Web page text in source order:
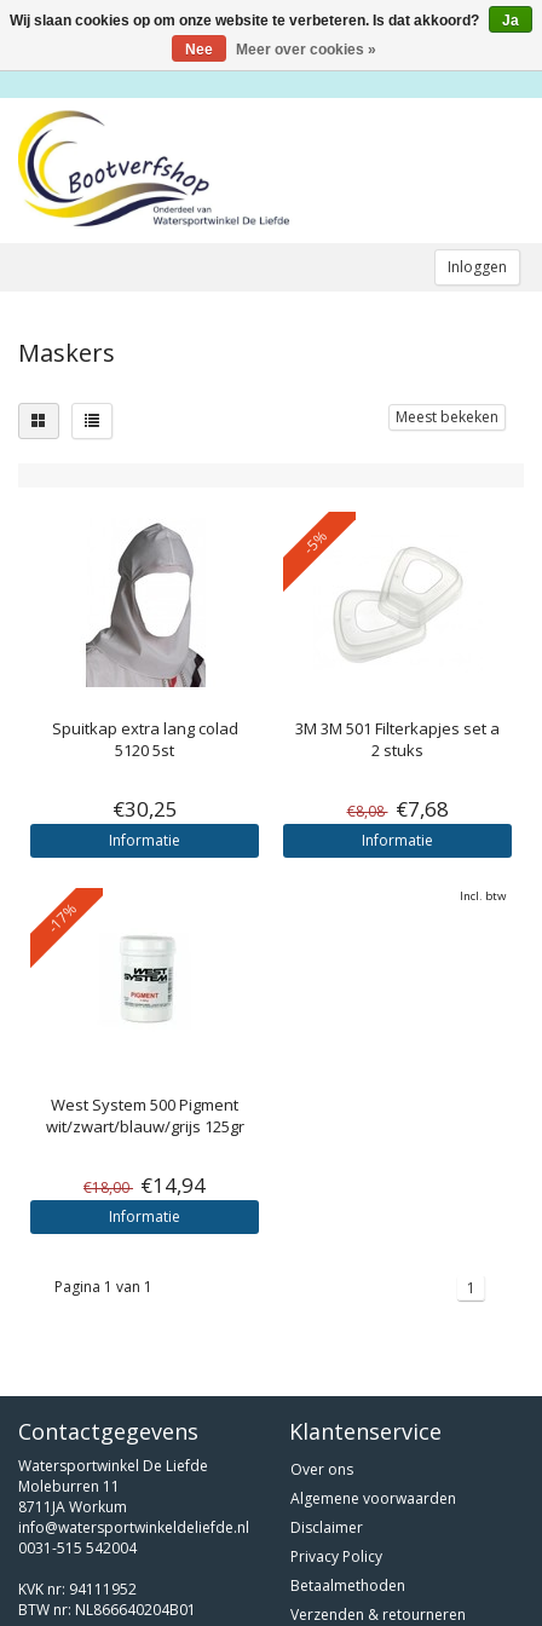
Inloggen
Toggle
Maskers
Meest bekeken
Spuitkap extra lang colad
5120 5st
€30,25
Informatie
-5%
3M 3M 501 Filterkapjes set a
2 stuks
€8,08 €7,68
Informatie
-17%
West System 500 Pigment
wit/zwart/blauw/grijs 125gr
€18,00 €14,94
Informatie
Incl. btw
Pagina 1 van 1 1
Contactgegevens
Watersportwinkel De Liefde
Moleburren 11
8711JA Workum
info@watersportwinkeldeliefde.nl
0031-515 542004
KVK nr: 94111952
BTW nr: NL866640204B01
Klantenservice
Over ons
Algemene voorwaarden
Disclaimer
Privacy Policy
Betaalmethoden
Verzenden & retourneren
Wij slaan cookies op om onze website te verbeteren. Is dat akkoord?
Ja
Nee
Meer over cookies »